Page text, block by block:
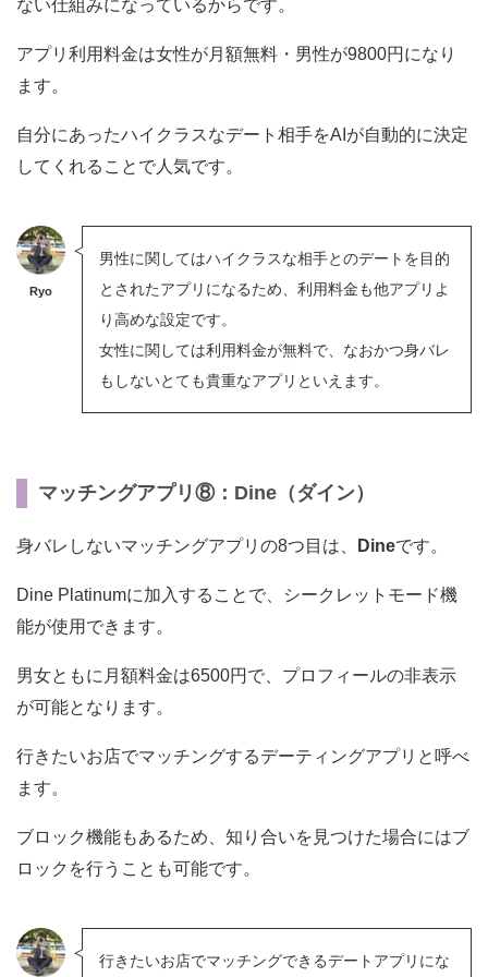
ない仕組みになっているからです。
アプリ利用料金は女性が月額無料・男性が9800円になり
ます。
自分にあったハイクラスなデート相手をAIが自動的に決定
してくれることで人気です。
Ryo
男性に関してはハイクラスな相手とのデートを目的
とされたアプリになるため、利用料金も他アプリよ
り高めな設定です。
女性に関しては利用料金が無料で、なおかつ身バレ
もしないとても貴重なアプリといえます。
マッチングアプリ⑧：Dine（ダイン）
身バレしないマッチングアプリの8つ目は、 Dineです。
Dine Platinumに加入することで、シークレットモード機
能が使用できます。
男女ともに月額料金は6500円で、プロフィールの非表示
が可能となります。
行きたいお店でマッチングするデーティングアプリと呼べ
ます。
ブロック機能もあるため、知り合いを見つけた場合にはブ
ロックを行うことも可能です。
行きたいお店でマッチングできるデートアプリにな